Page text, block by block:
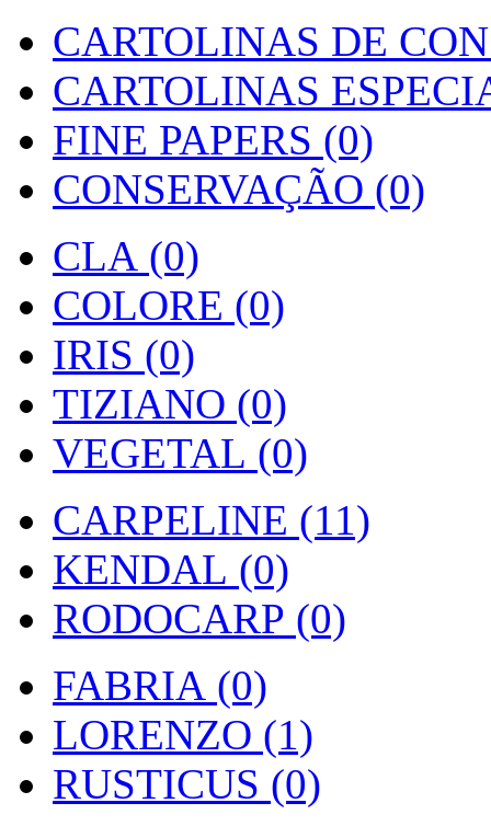
CARTOLINAS DE
CARTOLINAS
FINE PAPERS (0)
CONSERVAÇÃO (0)
CLA (0)
COLORE (0)
IRIS (0)
TIZIANO (0)
VEGETAL (0)
CARPELINE (11)
KENDAL (0)
RODOCARP (0)
FABRIA (0)
LORENZO (1)
RUSTICUS (0)